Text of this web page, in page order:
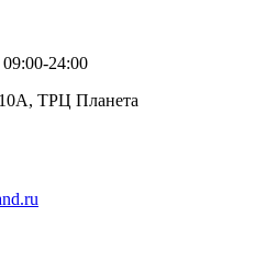
24:00
ТРЦ Планета